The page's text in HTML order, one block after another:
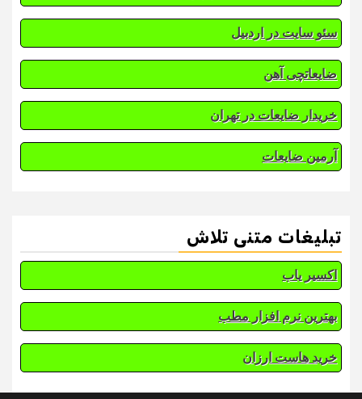
سئو سایت در اردبیل
ضایعاتچی آهن
خریدار ضایعات در تهران
آرمین ضایعات
تبلیغات متنی تلاش
اکسیر یاب
بهترین نرم افزار مطب
خرید هاست ارزان